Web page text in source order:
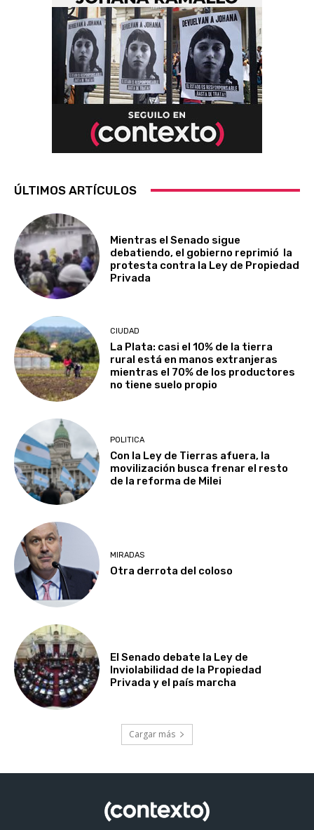
ÚLTIMOS ARTÍCULOS
Mientras el Senado sigue
debatiendo, el gobierno reprimió la
protesta contra la Ley de Propiedad
Privada
CIUDAD
La Plata: casi el 10% de la tierra
rural está en manos extranjeras
mientras el 70% de los productores
no tiene suelo propio
POLITICA
Con la Ley de Tierras afuera, la
movilización busca frenar el resto
de la reforma de Milei
MIRADAS
Otra derrota del coloso
El Senado debate la Ley de
Inviolabilidad de la Propiedad
Privada y el país marcha
Cargar más